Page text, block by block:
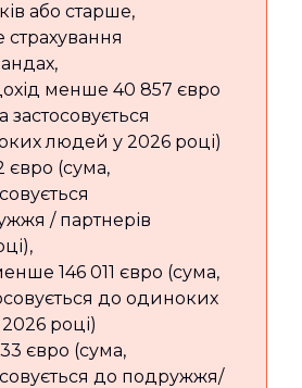
або старше,
менше 40 857 євро
застосовується
людей у 2026 році)
євро (сума,
/ партнерів
146 011 євро (сума,
до одиноких
році)
євро (сума,
до подружжя/